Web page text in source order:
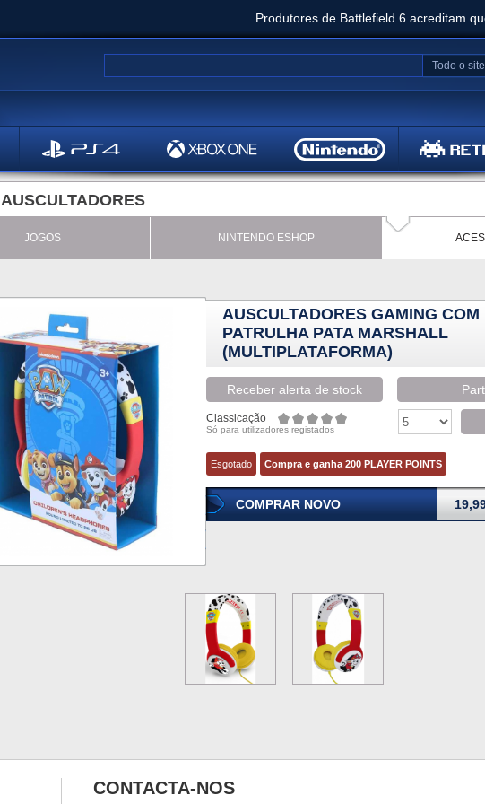
Produtores de Battlefield 6 acreditam
Clair Obscur: Expedition 33 já vendeu 5
Todo o site
AUSCULTADORES
JOGOS NINTENDO ESHOP
AUSCULTADORES GAMING COM
PATRULHA PATA MARSHALL
(MULTIPLATAFORMA)
Receber alerta de stock
Classicação
Só para utilizadores registados
Esgotado Compra e ganha 200 PLAYER POINTS
COMPRAR NOVO
CONTACTA-NOS